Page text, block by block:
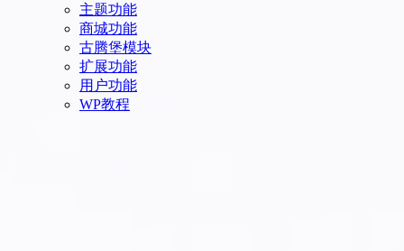
主题功能
商城功能
古腾堡模块
扩展功能
用户功能
WP教程